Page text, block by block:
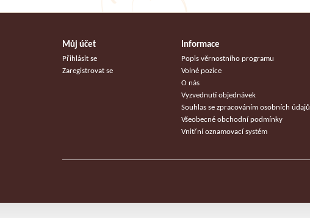
Můj účet
Přihlásit se
Zaregistrovat se
Informace
Popis věrnostního programu
Volné pozice
O nás
Vyzvednutí objednávek
Souhlas se zpracováním osobních údajů
Všeobecné obchodní podmínky
Vnitřní oznamovací systém